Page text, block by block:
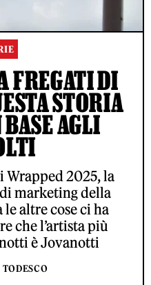
FREGATI DI
STORIA
BASE AGLI
Wrapped 2025, la
marketing della
altre cose ci ha
che l’artista più
è Jovanotti